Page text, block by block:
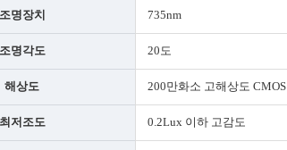
조명장치 735nm
조명각도 20도
해상도 200만화소 고해상도 CMOS
최저조도 0.2Lux 이하 고감도